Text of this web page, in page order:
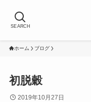
SEARCH
ホーム ブログ
初脱穀
2019年10月27日